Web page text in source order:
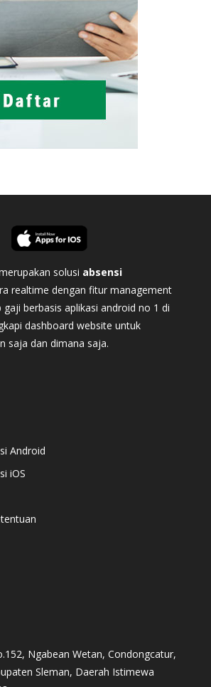
solusi absensi
realtime dengan fitur management
gaji berbasis aplikasi android no 1 di
dashboard website untuk
saja dan dimana saja.
Android
iOS
Ngabean Wetan, Condongcatur,
Sleman, Daerah Istimewa